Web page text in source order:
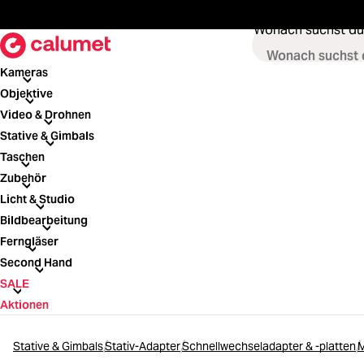
Wonach suchst
Kameras
Kameras
Objektive
Objektive
Video & Drohnen
Video & Drohnen
Stative & Gimbals
Stative & Gimbals
Taschen
Taschen
Zubehör
Zubehör
Licht & Studio
Licht & Studio
Bildbearbeitung
Bildbearbeitung
Ferngläser
Ferngläser
Second Hand
Second Hand
SALE
SALE
Aktionen
Stative & GimbalsStativ-AdapterSchnellwechseladapter & -platten